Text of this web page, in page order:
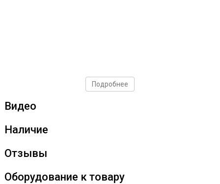
Подробнее
Видео
Наличие
Отзывы
Оборудование к товару